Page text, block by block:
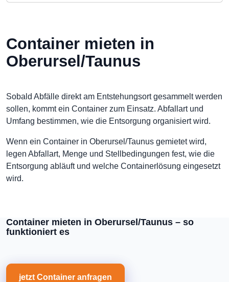
Container mieten in
Oberursel/Taunus
Sobald Abfälle direkt am Entstehungsort gesammelt werden
sollen, kommt ein Container zum Einsatz. Abfallart und
Umfang bestimmen, wie die Entsorgung organisiert wird.
Wenn ein Container in Oberursel/Taunus gemietet wird,
legen Abfallart, Menge und Stellbedingungen fest, wie die
Entsorgung abläuft und welche Containerlösung eingesetzt
wird.
Container mieten in Oberursel/Taunus – so
funktioniert es
jetzt Container anfragen